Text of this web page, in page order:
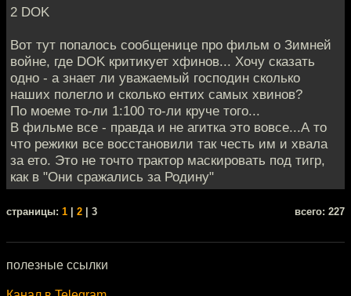
2 DOK
Вот тут попалось сообщенице про фильм о Зимней
войне, где DOK критикует хфинов... Хочу сказать
одно - а знает ли уважаемый господин сколько
наших полегло и сколько ентих самых хвинов?
По моеме то-ли 1:100 то-ли круче того...
В фильме все - правда и не агитка это вовсе...А то
что режики все восстановили так честь им и хвала
за ето. Это не точто трактор маскировать под тигр,
как в "Они сражались за Родину"
cтраницы: 1 2 | 3 всего: 227
полезные ссылки